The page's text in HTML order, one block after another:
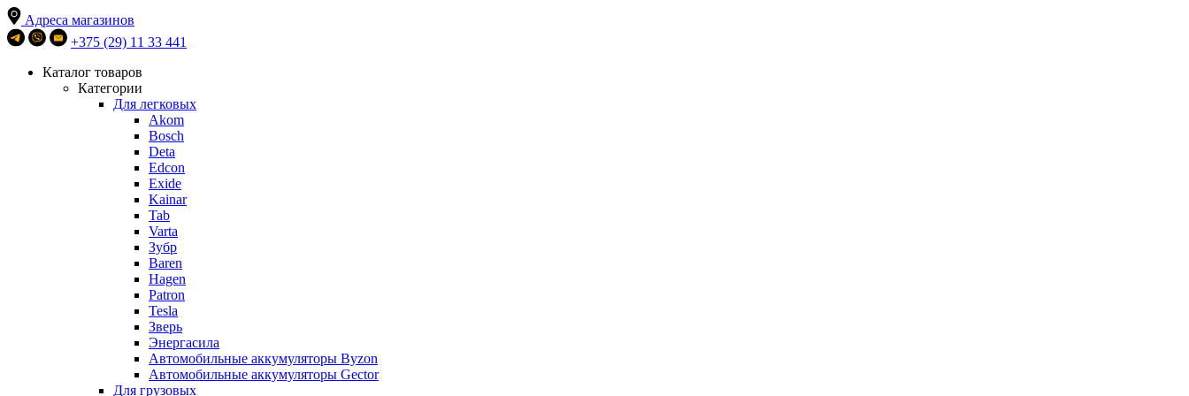
Адреса магазинов
+375 (29) 11 33 441
Каталог товаров
Категории
Для легковых
Akom
Bosch
Deta
Edcon
Exide
Kainar
Tab
Varta
Зубр
Baren
Hagen
Patron
Tesla
Зверь
Энергасила
Автомобильные аккумуляторы Byzon
Автомобильные аккумуляторы Gector
Для грузовых